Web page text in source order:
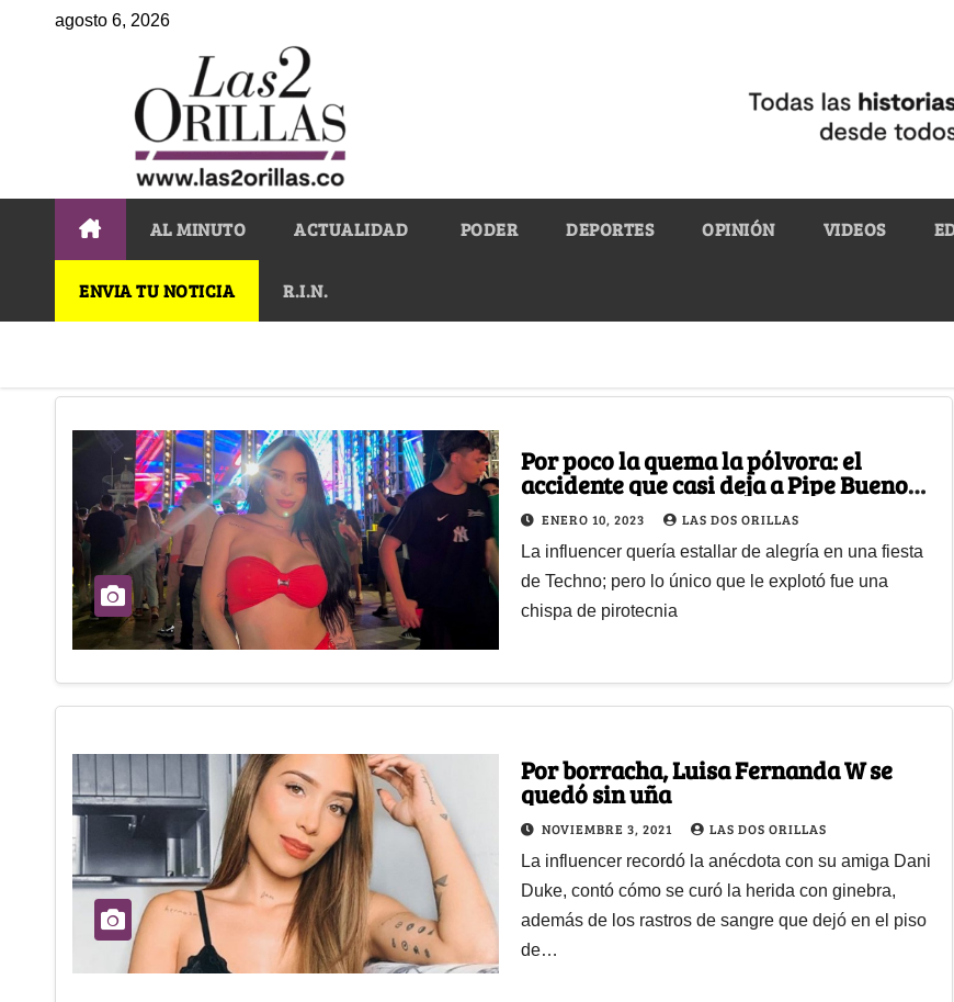
agosto 6, 2026
AL MINUTO ACTUALIDAD PODER DEPORTES OPINIÓN VIDEOS
ENVIA TU NOTICIA R.I.N.
Por poco la quema la pólvora: el
accidente que casi deja a Pipe Bueno
sin mujer
ENERO 10, 2023 LAS DOS ORILLAS
La influencer quería estallar de alegría en una fiesta
de Techno; pero lo único que le explotó fue una
chispa de pirotecnia
Por borracha, Luisa Fernanda W se
quedó sin uña
NOVIEMBRE 3, 2021 LAS DOS ORILLAS
La influencer recordó la anécdota con su amiga Dani
Duke, contó cómo se curó la herida con ginebra,
además de los rastros de sangre que dejó en el piso
de…